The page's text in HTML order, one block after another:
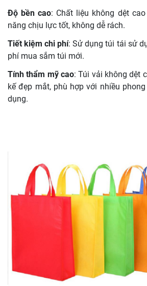
Độ bền cao: Chất liệu không dệt
năng chịu lực tốt, không dễ rách.
Tiết kiệm chi phí: Sử dụng túi tái sử
phí mua sắm túi mới.
Tính thẩm mỹ cao: Túi vải không dệt
kế đẹp mắt, phù hợp với nhiều
dụng.